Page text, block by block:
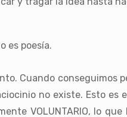
es poesía.
Cuando conseguimos
no existe. Esto
VOLUNTARIO, lo